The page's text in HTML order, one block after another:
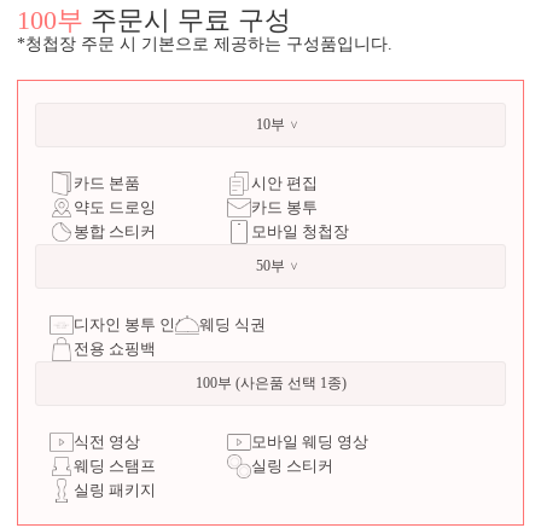
100부 주문시 무료 구성
*청첩장 주문 시 기본으로 제공하는 구성품입니다.
10부
카드 본품
시안 편집
약도 드로잉
카드 봉투
봉합 스티커
모바일 청첩장
50부
디자인 봉투 인쇄 웨딩 식권
전용 쇼핑백
100부 (사은품 선택 1종)
식전 영상
모바일 웨딩 영상
웨딩 스탬프
실링 스티커
실링 패키지